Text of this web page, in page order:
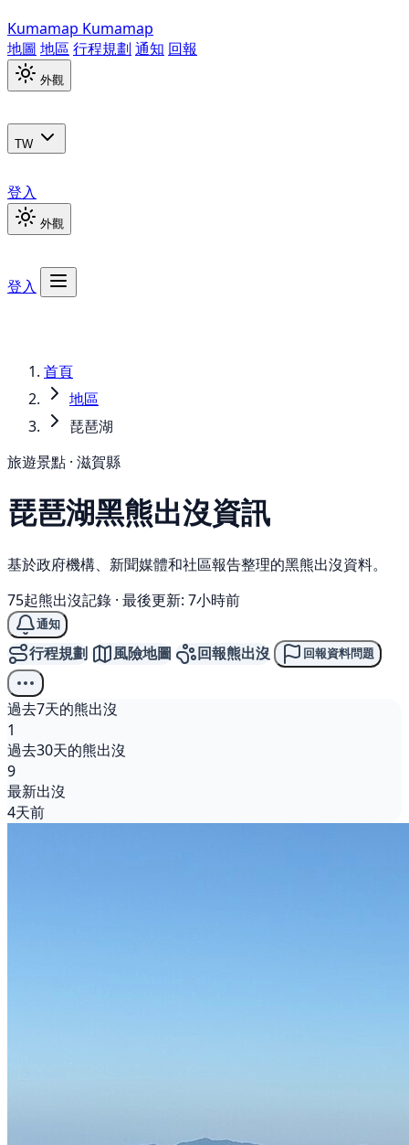
Kumamap Kumamap
地圖 地區 行程規劃 通知 回報
外觀
TW
登入
外觀
登入
首頁
地區
琵琶湖
旅遊景點 · 滋賀縣
琵琶湖黑熊出沒資訊
基於政府機構、新聞媒體和社區報告整理的黑熊出沒資料。
75起熊出沒記錄 · 最後更新: 7小時前
通知
行程規劃 風險地圖 回報熊出沒 回報資料問題
過去7天的熊出沒
1
過去30天的熊出沒
9
最新出沒
4天前